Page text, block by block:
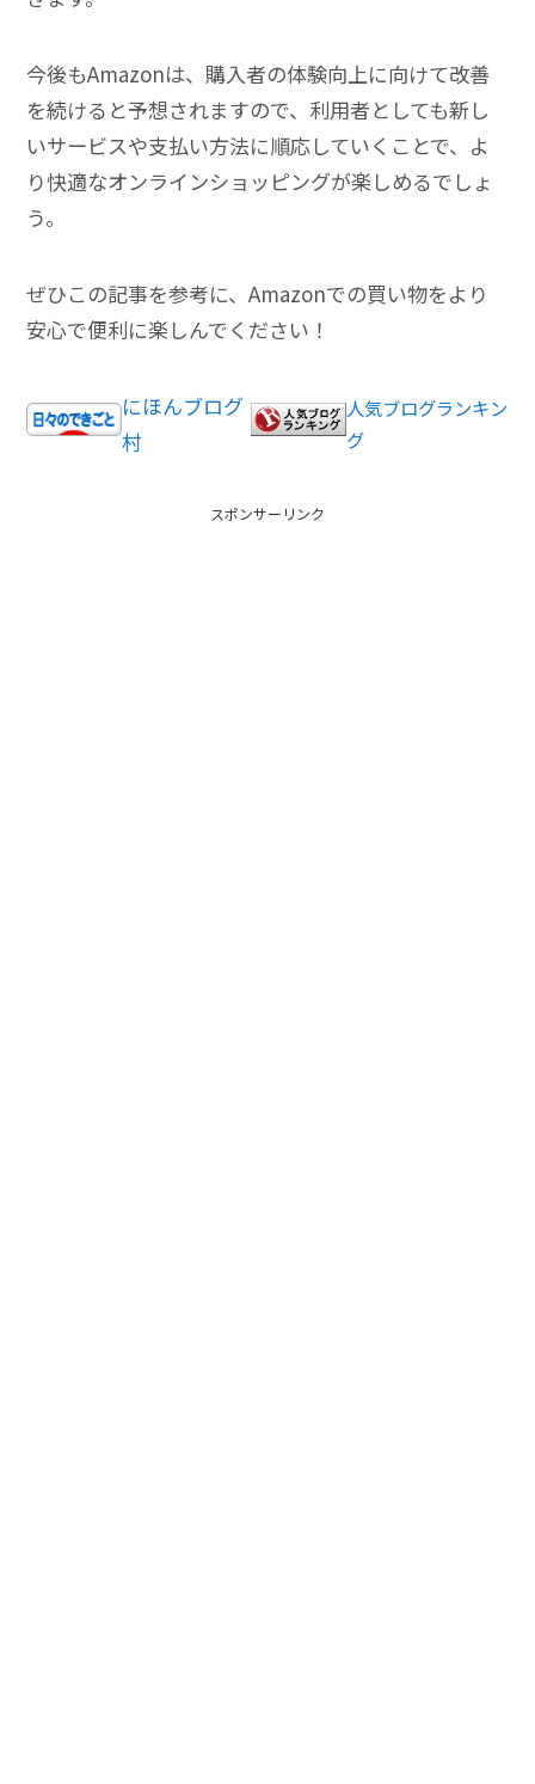
今後もAmazonは、購入者の体験向上に向けて改善
を続けると予想されますので、利用者としても新し
いサービスや支払い方法に順応していくことで、よ
り快適なオンラインショッピングが楽しめるでしょ
う。
ぜひこの記事を参考に、Amazonでの買い物をより
安心で便利に楽しんでください！
にほんブログ
村
人気ブログランキン
グ
スポンサーリンク